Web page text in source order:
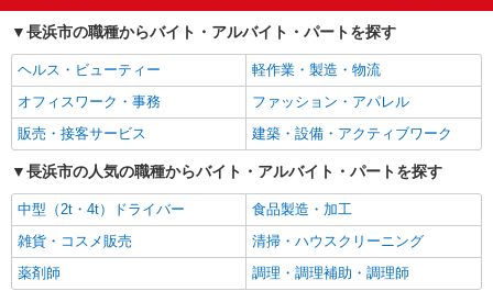
大学生歓迎
新卒・第二新卒歓迎
女性活躍中
主婦・主夫歓迎
英語が活かせる
高収入・高額
短期（3ヶ月以内）
週1日勤務OK
短時間勤務（1日4h以内）OK
時間や曜日が選べる・シフト自由
平日のみ勤務OK
交通費支給
社員登用あり
同じ職種から求人を探す
教育・保育
長浜市の職種からバイト・アルバイト・パートを探す
ヘルス・ビューティー
軽作業・製造・物流
オフィスワーク・事務
ファッション・アパレル
販売・接客サービス
建築・設備・アクティブワーク
長浜市の人気の職種からバイト・アルバイト・パートを探す
中型（2t・4t）ドライバー
食品製造・加工
雑貨・コスメ販売
清掃・ハウスクリーニング
薬剤師
調理・調理補助・調理師